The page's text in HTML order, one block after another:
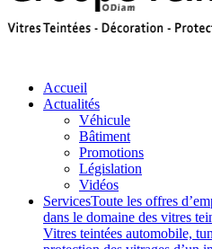
Accueil
Actualités
Véhicule
Bâtiment
Promotions
Législation
Vidéos
ServicesToute les offres
dans le domaine des vitres
Vitres teintées automobile,